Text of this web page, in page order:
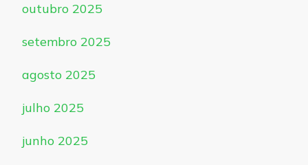
outubro 2025
setembro 2025
agosto 2025
julho 2025
junho 2025